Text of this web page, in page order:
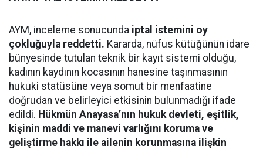
AYM, inceleme sonucunda iptal istemini oy
çokluğuyla reddetti. Kararda, nüfus kütüğünün idare
bünyesinde tutulan teknik bir kayıt sistemi olduğu,
kadının kaydının kocasının hanesine taşınmasının
hukuki statüsüne veya somut bir menfaatine
doğrudan ve belirleyici etkisinin bulunmadığı ifade
edildi. Hükmün Anayasa’nın hukuk devleti, eşitlik,
kişinin maddi ve manevi varlığını koruma ve
geliştirme hakkı ile ailenin korunmasına ilişkin